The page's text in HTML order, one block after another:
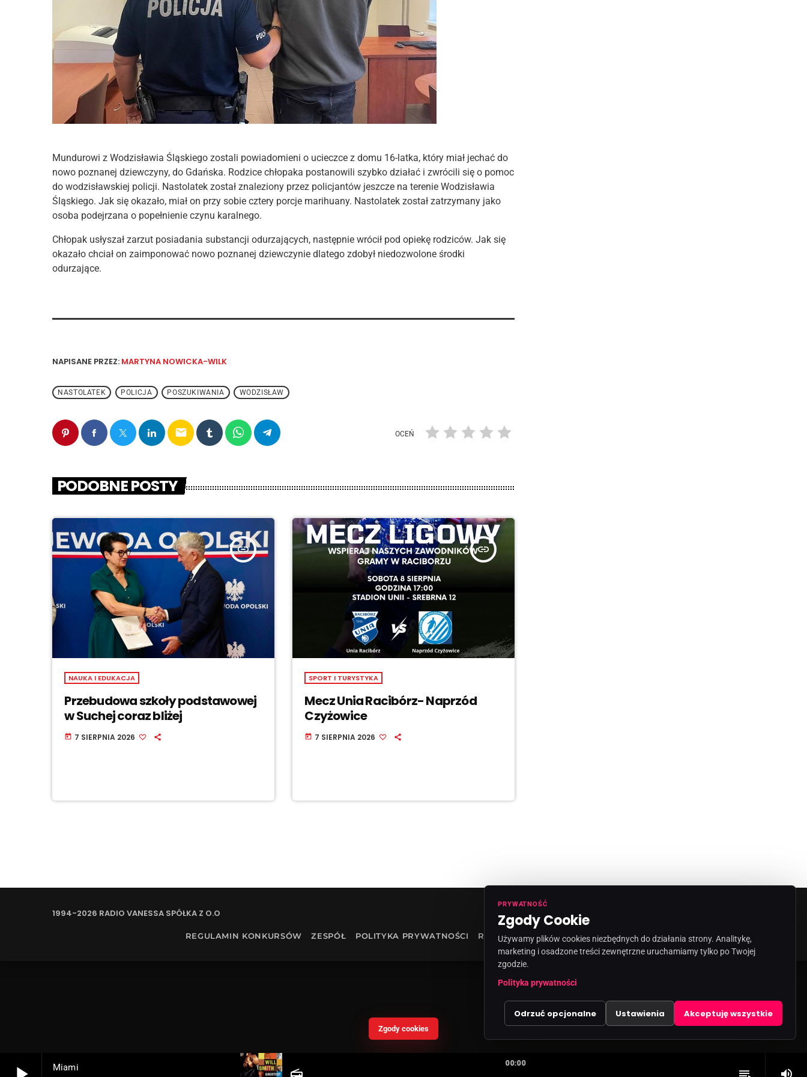
Miami 00:00
volume_up
Mundurowi z Wodzisławia Śląskiego zostali powiadomieni o ucieczce z domu 16-latka, który miał jechać do
nowo poznanej dziewczyny, do Gdańska. Rodzice chłopaka postanowili szybko działać i zwrócili się o pomoc
do wodzisławskiej policji. Nastolatek został znaleziony przez policjantów jeszcze na terenie Wodzisławia
Śląskiego. Jak się okazało, miał on przy sobie cztery porcje marihuany. Nastolatek został zatrzymany jako
osoba podejrzana o popełnienie czynu karalnego.
Chłopak usłyszał zarzut posiadania substancji odurzających, następnie wrócił pod opiekę rodziców. Jak się
okazało chciał on zaimponować nowo poznanej dziewczynie dlatego zdobył niedozwolone środki
odurzające.
NAPISANE PRZEZ: MARTYNA NOWICKA-WILK
NASTOLATEK POLICJA POSZUKIWANIA WODZISŁAW
email OCEŃ
PODOBNE POSTY
insert_link
NAUKA I EDUKACJA
Przebudowa szkoły podstawowej
w Suchej coraz bliżej
today 7 SIERPNIA 2026
insert_link
SPORT I TURYSTYKA
Mecz Unia Racibórz- Naprzód
Czyżowice
today 7 SIERPNIA 2026
1994-2026 RADIO VANESSA SPÓŁKA Z O.O
REGULAMIN KONKURSÓW ZESPÓŁ POLITYKA PRYWATNOŚCI RODO INFORMACJA O NADAWCY KONTAKT
PRYWATNOŚĆ
Zgody Cookie
Używamy plików cookies niezbędnych do działania strony. Analitykę,
marketing i osadzone treści zewnętrzne uruchamiamy tylko po Twojej
zgodzie.
Polityka prywatności
Odrzuć opcjonalne Ustawienia Akceptuję wszystkie
Zgody cookies